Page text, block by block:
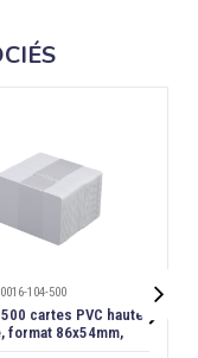
104-500
cartes PVC haute
format 86x54mm,
